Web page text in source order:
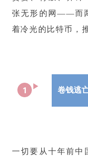
张无形的网——而
着冷光的比特币，
1 卷钱逃
一切要从十年前中